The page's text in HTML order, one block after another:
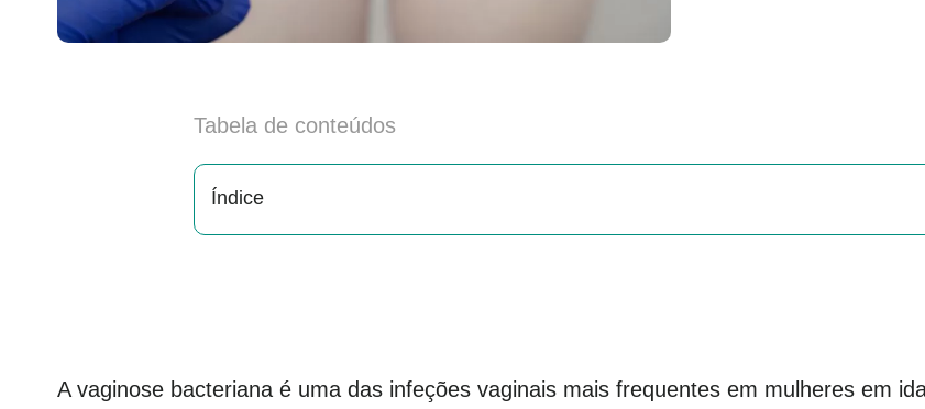
Tabela de conteúdos
Índice
A vaginose bacteriana é uma das infeções vaginais mais frequentes em mulheres em